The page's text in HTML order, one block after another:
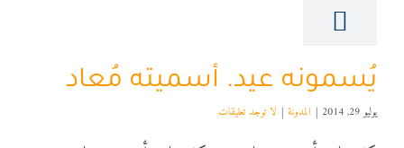
يُسمونه عيد. أسميته مُعاد
يوليو 29, 2014 | المدونة | لا توجد تعليقات